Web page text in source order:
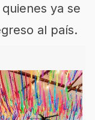
ya se
al país.